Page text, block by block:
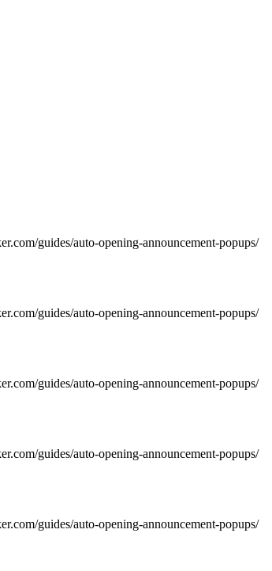
guides/auto-opening-announcement-popups/
guides/auto-opening-announcement-popups/
guides/auto-opening-announcement-popups/
guides/auto-opening-announcement-popups/
guides/auto-opening-announcement-popups/